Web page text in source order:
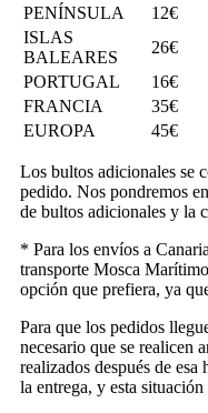
PENÍNSULA
12€
ISLAS
BALEARES
26€
PORTUGAL
16€
FRANCIA
35€
EUROPA
45€
Los bultos adicionales se
pedido. Nos pondremos
de bultos adicionales y la
* Para los envíos a
transporte Mosca
opción que prefiera, ya
Para que los pedidos
necesario que se realicen
realizados después de
la entrega, y esta